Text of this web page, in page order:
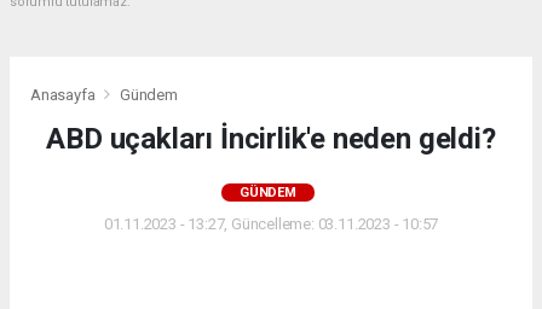
Anasayfa Gündem
ABD uçakları İncirlik'e neden geldi?
GÜNDEM
01.11.2023 - 13:27, Güncelleme: 03.11.2023 - 10:57